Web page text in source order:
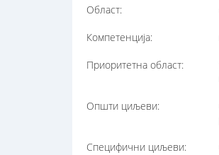
Област:
Компетенција:
Приоритетна област:
Општи циљеви:
Специфични циљеви: